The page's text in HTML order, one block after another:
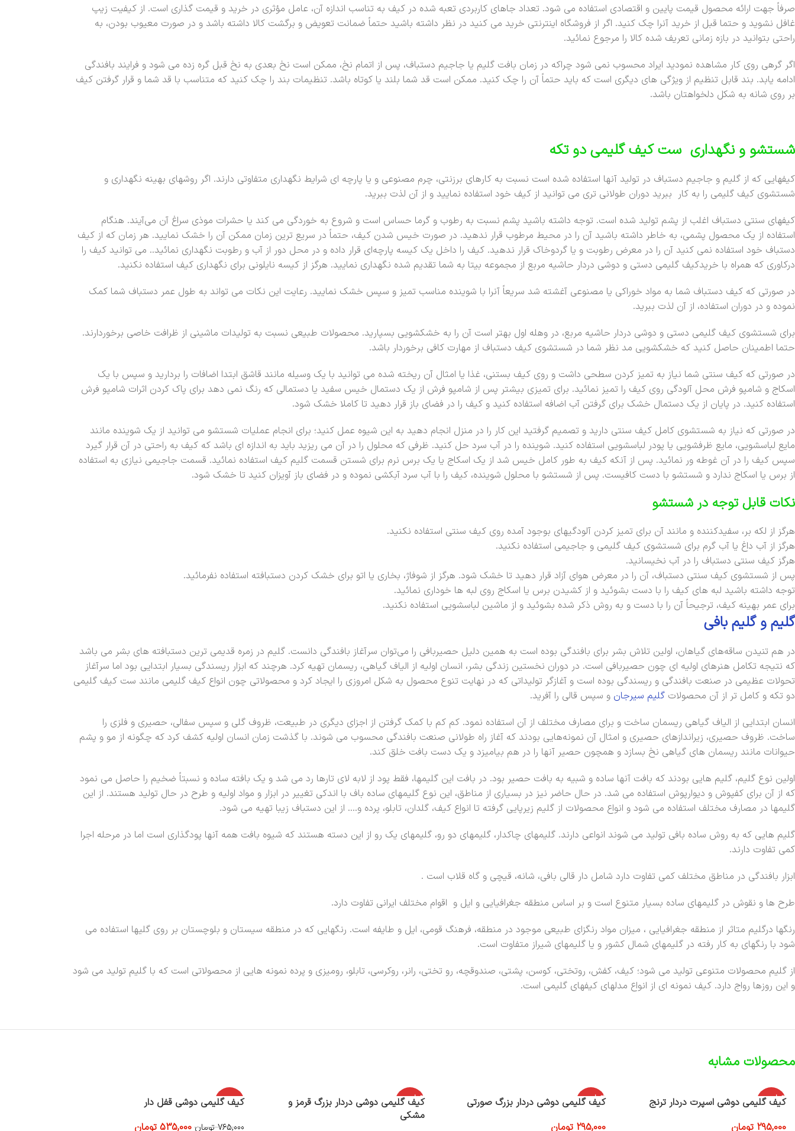
صرفاً جهت ارائه محصول قیمت پایین و اقتصادی استفاده می شود. تعداد جاهای کاربردی تعبه شده در کیف به تناسب اندازه آن، عامل مؤثری در خرید و قیمت گذاری است. از کیفیت زیپ
غافل نشوید و حتما قبل از خرید آنرا چک کنید. اگر از فروشگاه اینترنتی خرید می کنید در نظر داشته باشید حتماً ضمانت تعویض و برگشت کالا داشته باشد و در صورت معیوب بودن، به
راحتی بتوانید در بازه زمانی تعریف شده کالا را مرجوع نمائید.
اگر گرهی روی کار مشاهده نمودید ایراد محسوب نمی شود چراکه در زمان بافت گلیم یا جاجیم دستباف، پس از اتمام نخ، ممکن است نخ بعدی به نخ قبل گره زده می شود و فرایند بافندگی
ادامه یابد. بند قابل تنظیم از ویژگی های دیگری است که باید حتماً آن را چک کنید. ممکن است قد شما بلند یا کوتاه باشد. تنظیمات بند را چک کنید که متناسب با قد شما و قرار گرفتن کیف
بر روی شانه به شکل دلخواهتان باشد.
شستشو و نگهداری ست کیف گلیمی دو تکه
کیفهایی که از گلیم و جاجیم دستباف در تولید آنها استفاده شده است نسبت به کارهای برزنتی، چرم مصنوعی و یا پارچه ای شرایط نگهداری متفاوتی دارند. اگر روشهای بهینه نگهداری و
شستشوی کیف گلیمی را به کار ببرید دوران طولانی تری می توانید از کیف خود استفاده نمایید و از آن لذت ببرید.
کیفهای سنتی دستباف اغلب از پشم تولید شده است. توجه داشته باشید پشم نسبت به رطوب و گرما حساس است و شروع به خوردگی می کند یا حشرات موذی سراغ آن می‌آیند. هنگام
استفاده از یک محصول پشمی، به خاطر داشته باشید آن را در محیط مرطوب قرار ندهید. در صورت خیس شدن کیف، حتماً در سریع ترین زمان ممکن آن را خشک نمایید. هر زمان که از کیف
دستباف خود استفاده نمی کنید آن را در معرض رطوبت و یا گردوخاک قرار ندهید. کیف را داخل یک کیسه پارچه‌ای قرار داده و در محل دور از آب و رطوبت نگهداری نمائید.. می توانید کیف را
درکاوری که همراه با خریدکیف گلیمی دستی و دوشی دردار حاشیه مربع از مجموعه بیتا به شما تقدیم شده نگهداری نمایید. هرگز از کیسه نایلونی برای نگهداری کیف استفاده نکنید.
در صورتی که کیف دستباف شما به مواد خوراکی یا مصنوعی آغشته شد سریعاً آنرا با شوینده مناسب تمیز و سپس خشک نمایید. رعایت این نکات می تواند به طول عمر دستباف شما کمک
نموده و در دوران استفاده، از آن لذت ببرید.
برای شستشوی کیف گلیمی دستی و دوشی دردار حاشیه مربع، در وهله اول بهتر است آن را به خشکشویی بسپارید. محصولات طبیعی نسبت به تولیدات ماشینی از ظرافت خاصی برخوردارند.
حتما اطمینان حاصل کنید که خشکشویی مد نظر شما در شستشوی کیف دستباف از مهارت کافی برخوردار باشد.
در صورتی که کیف سنتی شما نیاز به تمیز کردن سطحی داشت و روی کیف بستنی، غذا یا امثال آن ریخته شده می توانید با یک وسیله مانند قاشق ابتدا اضافات را بردارید و سپس با یک
اسکاج و شامپو فرش محل آلودگی روی کیف را تمیز نمائید. برای تمیزی بیشتر پس از شامپو فرش از یک دستمال خیس سفید یا دستمالی که رنگ نمی دهد برای پاک کردن اثرات شامپو فرش
استفاده کنید. در پایان از یک دستمال خشک برای گرفتن آب اضافه استفاده کنید و کیف را در فضای باز قرار دهید تا کاملا خشک شود.
در صورتی که نیاز به شستشوی کامل کیف سنتی دارید و تصمیم گرفتید این کار را در منزل انجام دهید به این شیوه عمل کنید؛ برای انجام عملیات شستشو می توانید از یک شوینده مانند
مایع لباسشویی، مایع ظرفشویی یا پودر لباسشویی استفاده کنید. شوینده را در آب سرد حل کنید. ظرفی که محلول را در آن می ریزید باید به اندازه ای باشد که کیف به راحتی در آن قرار گیرد
سپس کیف را در آن غوطه ور نمائید. پس از آنکه کیف به طور کامل خیس شد از یک اسکاج یا یک برس نرم برای شستن قسمت گلیم کیف استفاده نمائید. قسمت جاجیمی نیازی به استفاده
از برس یا اسکاج ندارد و شستشو با دست کافیست. پس از شستشو با محلول شوینده، کیف را با آب سرد آبکشی نموده و در فضای باز آویزان کنید تا خشک شود.
نکات قابل توجه در شستشو
هرگز از لکه بر، سفیدکننده و مانند آن برای تمیز کردن آلودگیهای بوجود آمده روی کیف سنتی استفاده نکنید.
هرگز از آب داغ یا آب گرم برای شستشوی کیف گلیمی و جاجیمی استفاده نکنید.
هرگز کیف سنتی دستباف را در آب نخیسانید.
پس از شستشوی کیف سنتی دستباف، آن را در معرض هوای آزاد قرار دهید تا خشک شود. هرگز از شوفاژ، بخاری یا اتو برای خشک کردن دستبافته استفاده نفرمائید.
توجه داشته باشید لبه های کیف را با دست بشوئید و از کشیدن برس یا اسکاج روی لبه ها خوداری نمائید.
برای عمر بهینه کیف، ترجیحاً آن را با دست و به روش ذکر شده بشوئید و از ماشین لباسشویی استفاده نکنید.
گلیم وگلیمبافی
در هم تنیدن ساقه‌های گیاهان، اولین تلاش بشر برای بافندگی بوده است به همین دلیل حصیربافی را می‌توان سرآغاز بافندگی دانست. گلیم در زمره قدیمی ترین دستبافته های بشر می باشد
که نتیجه تکامل هنرهای اولیه ای چون حصیربافی است. در دوران نخستین زندگی بشر، انسان اولیه از الیاف گیاهی، ریسمان تهیه کرد. هرچند که ابزار ریسندگی بسیار ابتدایی بود اما سرآغاز
تحولات عظیمی در صنعت بافندگی و ریسندگی بوده است و آغازگر تولیداتی که در نهایت تنوع محصول به شکل امروزی را ایجاد کرد و محصولاتی چون انواع کیف گلیمی مانند ست کیف گلیمی
دو تکه و کامل تر از آن محصولات گلیم سیرجان و سپس قالی را آفرید.
انسان ابتدایی از الیاف گیاهی ریسمان ساخت و برای مصارف مختلف از آن استفاده نمود. کم کم با کمک گرفتن از اجزای دیگری در طبیعت، ظروف گلی و سپس سفالی، حصیری و فلزی را
ساخت. ظروف حصیری، زیراندازهای حصیری و امثال آن نمونه‌هایی بودند که آغاز راه طولانی صنعت بافندگی محسوب می شوند. با گذشت زمان انسان اولیه کشف کرد که چگونه از مو و پشم
حیوانات مانند ریسمان های گیاهی نخ بسازد و همچون حصیر آنها را در هم بیامیزد و یک دست بافت خلق کند.
اولین نوع گلیم، گلیم هایی بودند که بافت آنها ساده و شبیه به بافت حصیر بود. در بافت این گلیمها، فقط پود از لابه لای تارها رد می شد و یک بافته ساده و نسبتاً ضخیم را حاصل می نمود
که از آن برای کفپوش و دیوارپوش استفاده می شد. در حال حاضر نیز در بسیاری از مناطق، این نوع گلیمهای ساده باف با اندکی تغییر در ابزار و مواد اولیه و طرح در حال تولید هستند. از این
گلیمها در مصارف مختلف استفاده می شود و انواع محصولات از گلیم زیرپایی گرفته تا انواع کیف، گلدان، تابلو، پرده و…. از این دستباف زیبا تهیه می شود.
گلیم هایی که به روش ساده بافی تولید می شوند انواعی دارند. گلیمهای چاکدار، گلیمهای دو رو، گلیمهای یک رو از این دسته هستند که شیوه بافت همه آنها پودگذاری است اما در مرحله اجرا
کمی تفاوت دارند.
ابزار بافندگی در مناطق مختلف کمی تفاوت دارد شامل دار قالی بافی، شانه، قیچی و گاه قلاب است .
طرح ها و نقوش در گلیمهای ساده بسیار متنوع است و بر اساس منطقه جغرافیایی و ایل و اقوام مختلف ایرانی تفاوت دارد.
رنگها درگلیم متاثر از منطقه جغرافیایی ، میزان مواد رنگزای طبیعی موجود در منطقه، فرهنگ قومی، ایل و طایفه است. رنگهایی که در منطقه سیستان و بلوچستان بر روی گلیها استفاده می
شود با رنگهای به کار رفته در گلیمهای شمال کشور و یا گلیمهای شیراز متفاوت است.
از گلیم محصولات متنوعی تولید می شود؛ کیف، کفش، روتختی، کوسن، پشتی، صندوقچه، رو تختی، رانر، روکرسی، تابلو، رومیزی و پرده نمونه هایی از محصولاتی است که با گلیم تولید می شود
و این روزها رواج دارد. کیف نمونه ای از انواع مدلهای کیفهای گلیمی است.
محصولات مشابه
اتمام موج
ودی
کیف گلیمی دوشی اسپرت دردار ترنج
295,000 تومان
اتمام موج
ودی
کیف گلیمی دوشی دردار بزرگ صورتی
295,000 تومان
اتمام موج
ودی
کیف گلیمی دوشی دردار بزرگ قرمز و
مشکی
-30%
اتمام موج
کیف گلیمی دوشی قفل دار
765,000 تومان 535,000 تومان